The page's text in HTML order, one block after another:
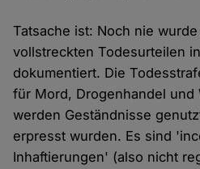
Tatsache ist: Noch nie
vollstreckten Todesurteilen
dokumentiert. Die
für Mord, Drogenhandel und
werden Geständnisse
erpresst wurden. Es sind
Inhaftierungen' (also nicht